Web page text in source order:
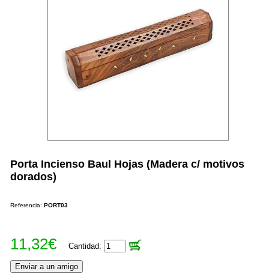
Porta Incienso Baul Hojas (Madera c/ motivos
dorados)
Referencia:PORT03
11,32€ Cantidad: